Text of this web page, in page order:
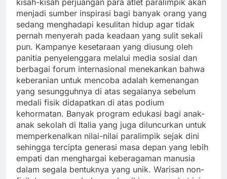
kisah-kisah perjuangan para atlet paralimpik akan
menjadi sumber inspirasi bagi banyak orang yang
sedang menghadapi kesulitan hidup agar tidak
pernah menyerah pada keadaan yang sulit sekali
pun. Kampanye kesetaraan yang diusung oleh
panitia penyelenggara melalui media sosial dan
berbagai forum internasional menekankan bahwa
keberanian untuk mencoba adalah kemenangan
yang sesungguhnya di atas segalanya sebelum
medali fisik didapatkan di atas podium
kehormatan. Banyak program edukasi bagi anak-
anak sekolah di Italia yang juga diluncurkan untuk
memperkenalkan nilai-nilai paralimpik sejak dini
sehingga tercipta generasi masa depan yang lebih
empati dan menghargai keberagaman manusia
dalam segala bentuknya yang unik. Warisan non-